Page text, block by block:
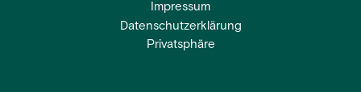
Impressum
Datenschutzerklärung
Privatsphäre